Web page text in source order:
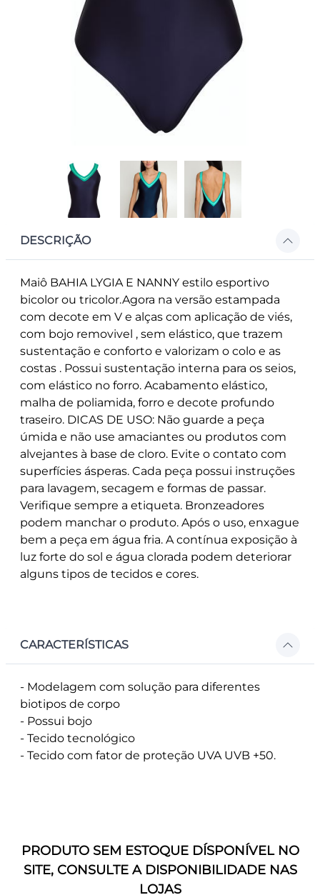
DESCRIÇÃO
Maiô BAHIA LYGIA E NANNY estilo esportivo
bicolor ou tricolor.Agora na versão estampada
com decote em V e alças com aplicação de viés,
com bojo removivel , sem elástico, que trazem
sustentação e conforto e valorizam o colo e as
costas . Possui sustentação interna para os seios,
com elástico no forro. Acabamento elástico,
malha de poliamida, forro e decote profundo
traseiro. DICAS DE USO: Não guarde a peça
úmida e não use amaciantes ou produtos com
alvejantes à base de cloro. Evite o contato com
superfícies ásperas. Cada peça possui instruções
para lavagem, secagem e formas de passar.
Verifique sempre a etiqueta. Bronzeadores
podem manchar o produto. Após o uso, enxague
bem a peça em água fria. A contínua exposição à
luz forte do sol e água clorada podem deteriorar
alguns tipos de tecidos e cores.
CARACTERÍSTICAS
- Modelagem com solução para diferentes
biotipos de corpo
- Possui bojo
- Tecido tecnológico
- Tecido com fator de proteção UVA UVB +50.
PRODUTO SEM ESTOQUE DÍSPONÍVEL NO
SITE, CONSULTE A DISPONIBILIDADE NAS
LOJAS